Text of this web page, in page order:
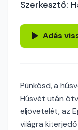
Szerkesztő:
Adás
Pünkösd, a
Húsvét után
eljövetelét, az
világra